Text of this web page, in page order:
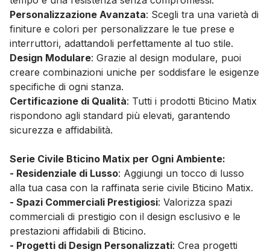
Personalizzazione Avanzata: Scegli tra una varietà di
finiture e colori per personalizzare le tue prese e
interruttori, adattandoli perfettamente al tuo stile.
Design Modulare: Grazie al design modulare, puoi
creare combinazioni uniche per soddisfare le esigenze
specifiche di ogni stanza.
Certificazione di Qualità: Tutti i prodotti Bticino Matix
rispondono agli standard più elevati, garantendo
sicurezza e affidabilità.
Serie Civile Bticino Matix per Ogni Ambiente:
- Residenziale di Lusso: Aggiungi un tocco di lusso
alla tua casa con la raffinata serie civile Bticino Matix.
- Spazi Commerciali Prestigiosi: Valorizza spazi
commerciali di prestigio con il design esclusivo e le
prestazioni affidabili di Bticino.
- Progetti di Design Personalizzati: Crea progetti